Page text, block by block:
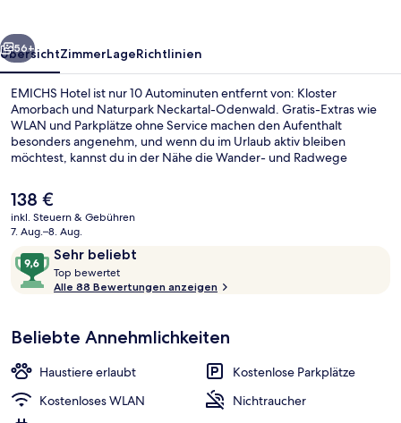
Weiter
56+
ÜbersichtZimmerLageRichtlinien
EMICHS Hotel ist nur 10 Autominuten entfernt von: Kloster
Amorbach und Naturpark Neckartal-Odenwald. Gratis-Extras wie
WLAN und Parkplätze ohne Service machen den Aufenthalt
besonders angenehm, und wenn du im Urlaub aktiv bleiben
möchtest, kannst du in der Nähe die Wander- und Radwege
Angebot.
Der
aktuelle
Preis
138 €.
138 €
inkl. Steuern & Gebühren
7. Aug.–8. Aug.
Bewertungen
Sehr beliebt
9,6
von
10,
beliebt
Top bewertet
o
b
w
r
Alle 88 Bewertungen anzeigen
Beliebte Annehmlichkeiten
Haustiere erlaubt
Kostenlose Parkplätze
Kostenloses WLAN
Nichtraucher